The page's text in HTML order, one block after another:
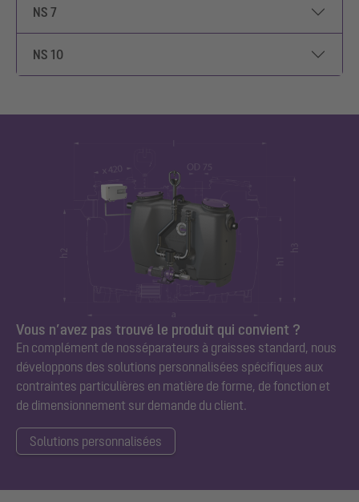
NS 7
NS 10
Vous n’avez pas trouvé le produit qui convient ?
En complément de nosséparateurs à graisses standard, nous
développons des solutions personnalisées spécifiques aux
contraintes particulières en matière de forme, de fonction et
de dimensionnement sur demande du client.
Solutions personnalisées